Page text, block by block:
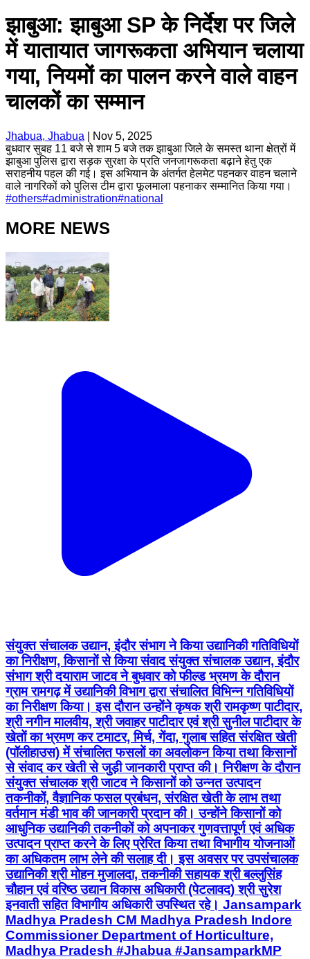
झाबुआ: झाबुआ SP के निर्देश पर जिले
में यातायात जागरूकता अभियान चलाया
गया, नियमों का पालन करने वाले वाहन
चालकों का सम्मान
Jhabua, Jhabua
Nov 5, 2025
बुधवार सुबह 11 बजे से शाम 5 बजे तक झाबुआ जिले के समस्त थाना क्षेत्रों में
झाबुआ पुलिस द्वारा सड़क सुरक्षा के प्रति जनजागरूकता बढ़ाने हेतु एक
सराहनीय पहल की गई। इस अभियान के अंतर्गत हेलमेट पहनकर वाहन चलाने
वाले नागरिकों को पुलिस टीम द्वारा फूलमाला पहनाकर सम्मानित किया गया।
#others#administration#national
MORE NEWS
संयुक्त संचालक उद्यान, इंदौर संभाग ने किया उद्यानिकी गतिविधियों
का निरीक्षण, किसानों से किया संवाद संयुक्त संचालक उद्यान, इंदौर
संभाग श्री दयाराम जाटव ने बुधवार को फील्ड भ्रमण के दौरान
ग्राम रामगढ़ में उद्यानिकी विभाग द्वारा संचालित विभिन्न गतिविधियों
का निरीक्षण किया। इस दौरान उन्होंने कृषक श्री रामकृष्ण पाटीदार,
श्री नगीन मालवीय, श्री जवाहर पाटीदार एवं श्री सुनील पाटीदार के
खेतों का भ्रमण कर टमाटर, मिर्च, गेंदा, गुलाब सहित संरक्षित खेती
(पॉलीहाउस) में संचालित फसलों का अवलोकन किया तथा किसानों
से संवाद कर खेती से जुड़ी जानकारी प्राप्त की। निरीक्षण के दौरान
संयुक्त संचालक श्री जाटव ने किसानों को उन्नत उत्पादन
तकनीकों, वैज्ञानिक फसल प्रबंधन, संरक्षित खेती के लाभ तथा
वर्तमान मंडी भाव की जानकारी प्रदान की। उन्होंने किसानों को
आधुनिक उद्यानिकी तकनीकों को अपनाकर गुणवत्तापूर्ण एवं अधिक
उत्पादन प्राप्त करने के लिए प्रेरित किया तथा विभागीय योजनाओं
का अधिकतम लाभ लेने की सलाह दी। इस अवसर पर उपसंचालक
उद्यानिकी श्री मोहन मुजालदा, तकनीकी सहायक श्री बल्लुसिंह
चौहान एवं वरिष्ठ उद्यान विकास अधिकारी (पेटलावद) श्री सुरेश
इनवाती सहित विभागीय अधिकारी उपस्थित रहे। Jansampark
Madhya Pradesh CM Madhya Pradesh Indore
Commissioner Department of Horticulture,
Madhya Pradesh #Jhabua #JansamparkMP